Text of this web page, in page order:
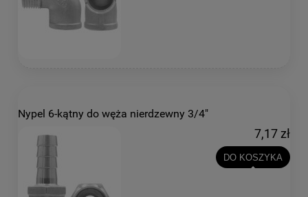
Nypel 6-kątny do węża nierdzewny 3/4"
7,17 zł
DO KOSZYKA